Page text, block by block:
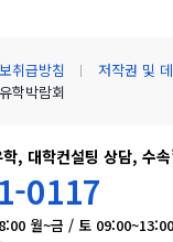
, 대학컨설팅 상담, 수
0117
월~금 / 토 09:00~13:00
취급방침
저작권 및
학박람회